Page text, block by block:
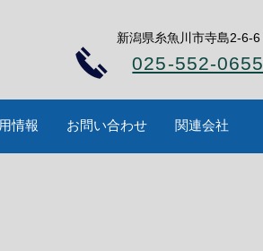
025-552-0655
新潟県糸魚川市寺島2-6-6
情報 お問い合わせ 関連会社